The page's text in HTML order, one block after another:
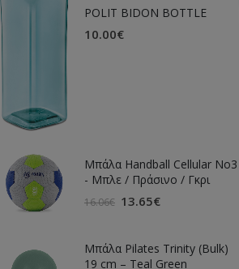
POLIT BIDON BOTTLE
10.00€
Μπάλα Handball Cellular Νο3
- Μπλε / Πράσινο / Γκρι
16.06€ 13.65€
Μπάλα Pilates Trinity (Bulk)
19 cm – Teal Green